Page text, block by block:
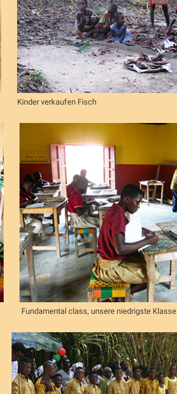
Kinder verkaufen Fisch
Fundamental class, unsere niedrigste Klasse